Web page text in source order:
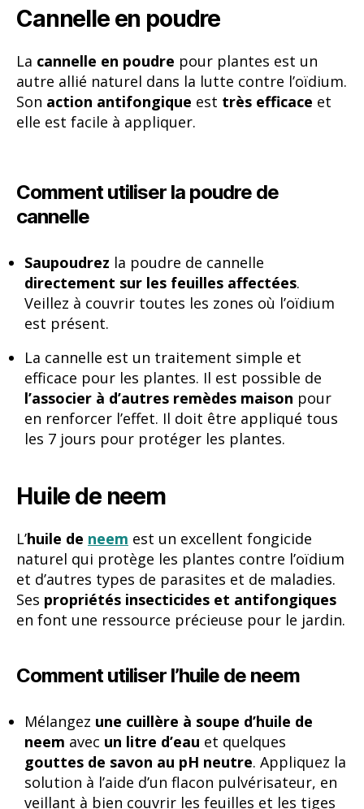
Cannelle en poudre
La cannelle en poudre pour plantes est un
autre allié naturel dans la lutte contre l’oïdium.
Son action antifongique est très efficace et
elle est facile à appliquer.
Comment utiliser la poudre de
cannelle
Saupoudrez la poudre de cannelle
directement sur les feuilles affectées.
Veillez à couvrir toutes les zones où l’oïdium
est présent.
La cannelle est un traitement simple et
efficace pour les plantes. Il est possible de
l’associer à d’autres remèdes maison pour
en renforcer l’effet. Il doit être appliqué tous
les 7 jours pour protéger les plantes.
Huile de neem
L’huile de neem est un excellent fongicide
naturel qui protège les plantes contre l’oïdium
et d’autres types de parasites et de maladies.
Ses propriétés insecticides et antifongiques
en font une ressource précieuse pour le jardin.
Comment utiliser l’huile de neem
Mélangez une cuillère à soupe d’huile de
neem avec un litre d’eau et quelques
gouttes de savon au pH neutre. Appliquez la
solution à l’aide d’un flacon pulvérisateur, en
veillant à bien couvrir les feuilles et les tiges